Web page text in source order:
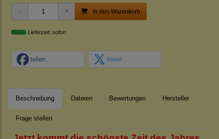
in den Warenkorb
Lieferzeit: sofort
teilen tweet
Beschreibung Dateien Bewertungen Hersteller
Frage stellen